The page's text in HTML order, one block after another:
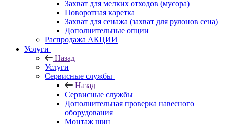
Захват для мелких отходов (мусора)
Поворотная каретка
Захват для сенажа (захват для рулонов сена)
Дополнительные опции
Распродажа АКЦИИ
Услуги
Назад
Услуги
Сервисные службы
Назад
Сервисные службы
Дополнительная проверка навесного
оборудования
Монтаж шин